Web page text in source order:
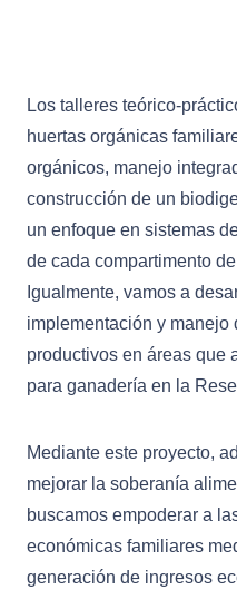
Los talleres teórico-
huertas orgánicas
orgánicos, manejo
construcción de un
un enfoque en sistemas
de cada compartimento
Igualmente, vamos a
implementación y manejo
productivos en áreas que
para ganadería en la
Mediante este proyecto,
mejorar la soberanía
buscamos empoderar a
económicas familiares
generación de ingresos